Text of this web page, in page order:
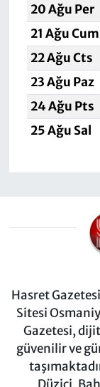
20 Ağu Per
21 Ağu Cum
22 Ağu Cts
23 Ağu Paz
24 Ağu Pts
25 Ağu Sal
Hasret
Sitesi
Gazetesi,
güvenilir ve